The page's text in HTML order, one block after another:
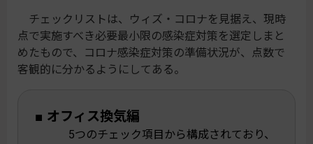
チェックリストは、ウィズ・コロナを見据え、現時
点で実施すべき必要最小限の感染症対策を選定しまと
めたもので、コロナ感染症対策の準備状況が、点数で
客観的に分かるようにしてある。
■ オフィス換気編
5つのチェック項目から構成されており、